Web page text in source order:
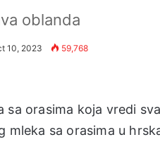
oblanda
10, 2023 59,768
sa orasima koja vredi
mleka sa orasima u